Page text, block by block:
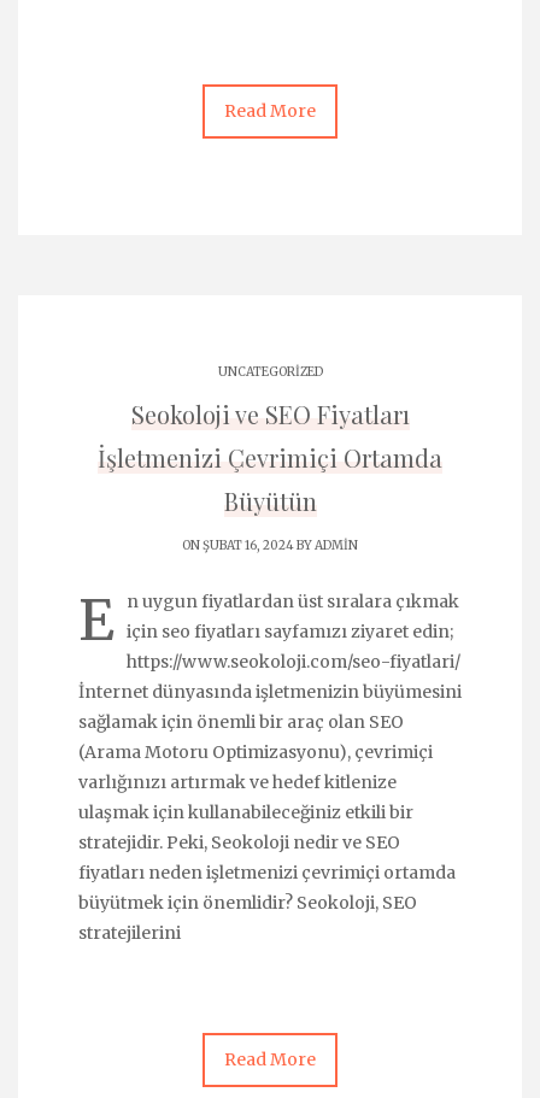
Read More
UNCATEGORIZED
Seokoloji ve SEO Fiyatları
İşletmenizi Çevrimiçi Ortamda
Büyütün
ON ŞUBAT 16, 2024 BYADMIN
E
n uygun fiyatlardan üst sıralara çıkmak
için seo fiyatları sayfamızı ziyaret edin;
https://www.seokoloji.com/seo-fiyatlari/
İnternet dünyasında işletmenizin büyümesini
sağlamak için önemli bir araç olan SEO
(Arama Motoru Optimizasyonu), çevrimiçi
varlığınızı artırmak ve hedef kitlenize
ulaşmak için kullanabileceğiniz etkili bir
stratejidir. Peki, Seokoloji nedir ve SEO
fiyatları neden işletmenizi çevrimiçi ortamda
büyütmek için önemlidir? Seokoloji, SEO
stratejilerini
Read More